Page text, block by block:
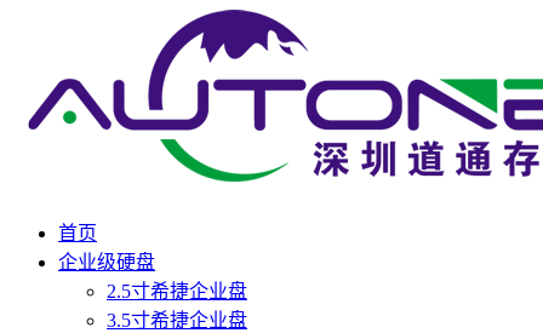
首页
企业级硬盘
2.5寸希捷企业盘
3.5寸希捷企业盘